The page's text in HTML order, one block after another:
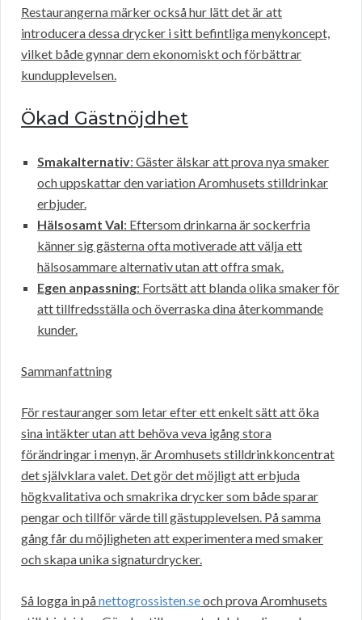
Restaurangerna märker också hur lätt det är att
introducera dessa drycker i sitt befintliga menykoncept,
vilket både gynnar dem ekonomiskt och förbättrar
kundupplevelsen.
Ökad Gästnöjdhet
Smakalternativ: Gäster älskar att prova nya smaker
och uppskattar den variation Aromhusets stilldrinkar
erbjuder.
Hälsosamt Val: Eftersom drinkarna är sockerfria
känner sig gästerna ofta motiverade att välja ett
hälsosammare alternativ utan att offra smak.
Egen anpassning: Fortsätt att blanda olika smaker för
att tillfredsställa och överraska dina återkommande
kunder.
Sammanfattning
För restauranger som letar efter ett enkelt sätt att öka
sina intäkter utan att behöva veva igång stora
förändringar i menyn, är Aromhusets stilldrinkkoncentrat
det självklara valet. Det gör det möjligt att erbjuda
högkvalitativa och smakrika drycker som både sparar
pengar och tillför värde till gästupplevelsen. På samma
gång får du möjligheten att experimentera med smaker
och skapa unika signaturdrycker.
Så logga in pånettogrossisten.seoch prova Aromhusets